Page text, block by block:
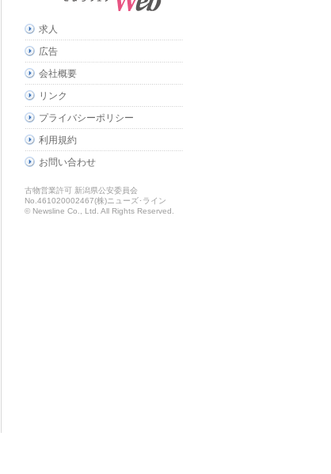
求人
広告
会社概要
リンク
プライバシーポリシー
利用規約
お問い合わせ
古物営業許可 新潟県公安委員会
No.461020002467(株)ニューズ･ライン
© Newsline Co., Ltd. All Rights Reserved.